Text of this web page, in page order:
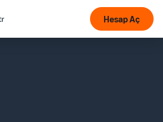
Hesap Aç